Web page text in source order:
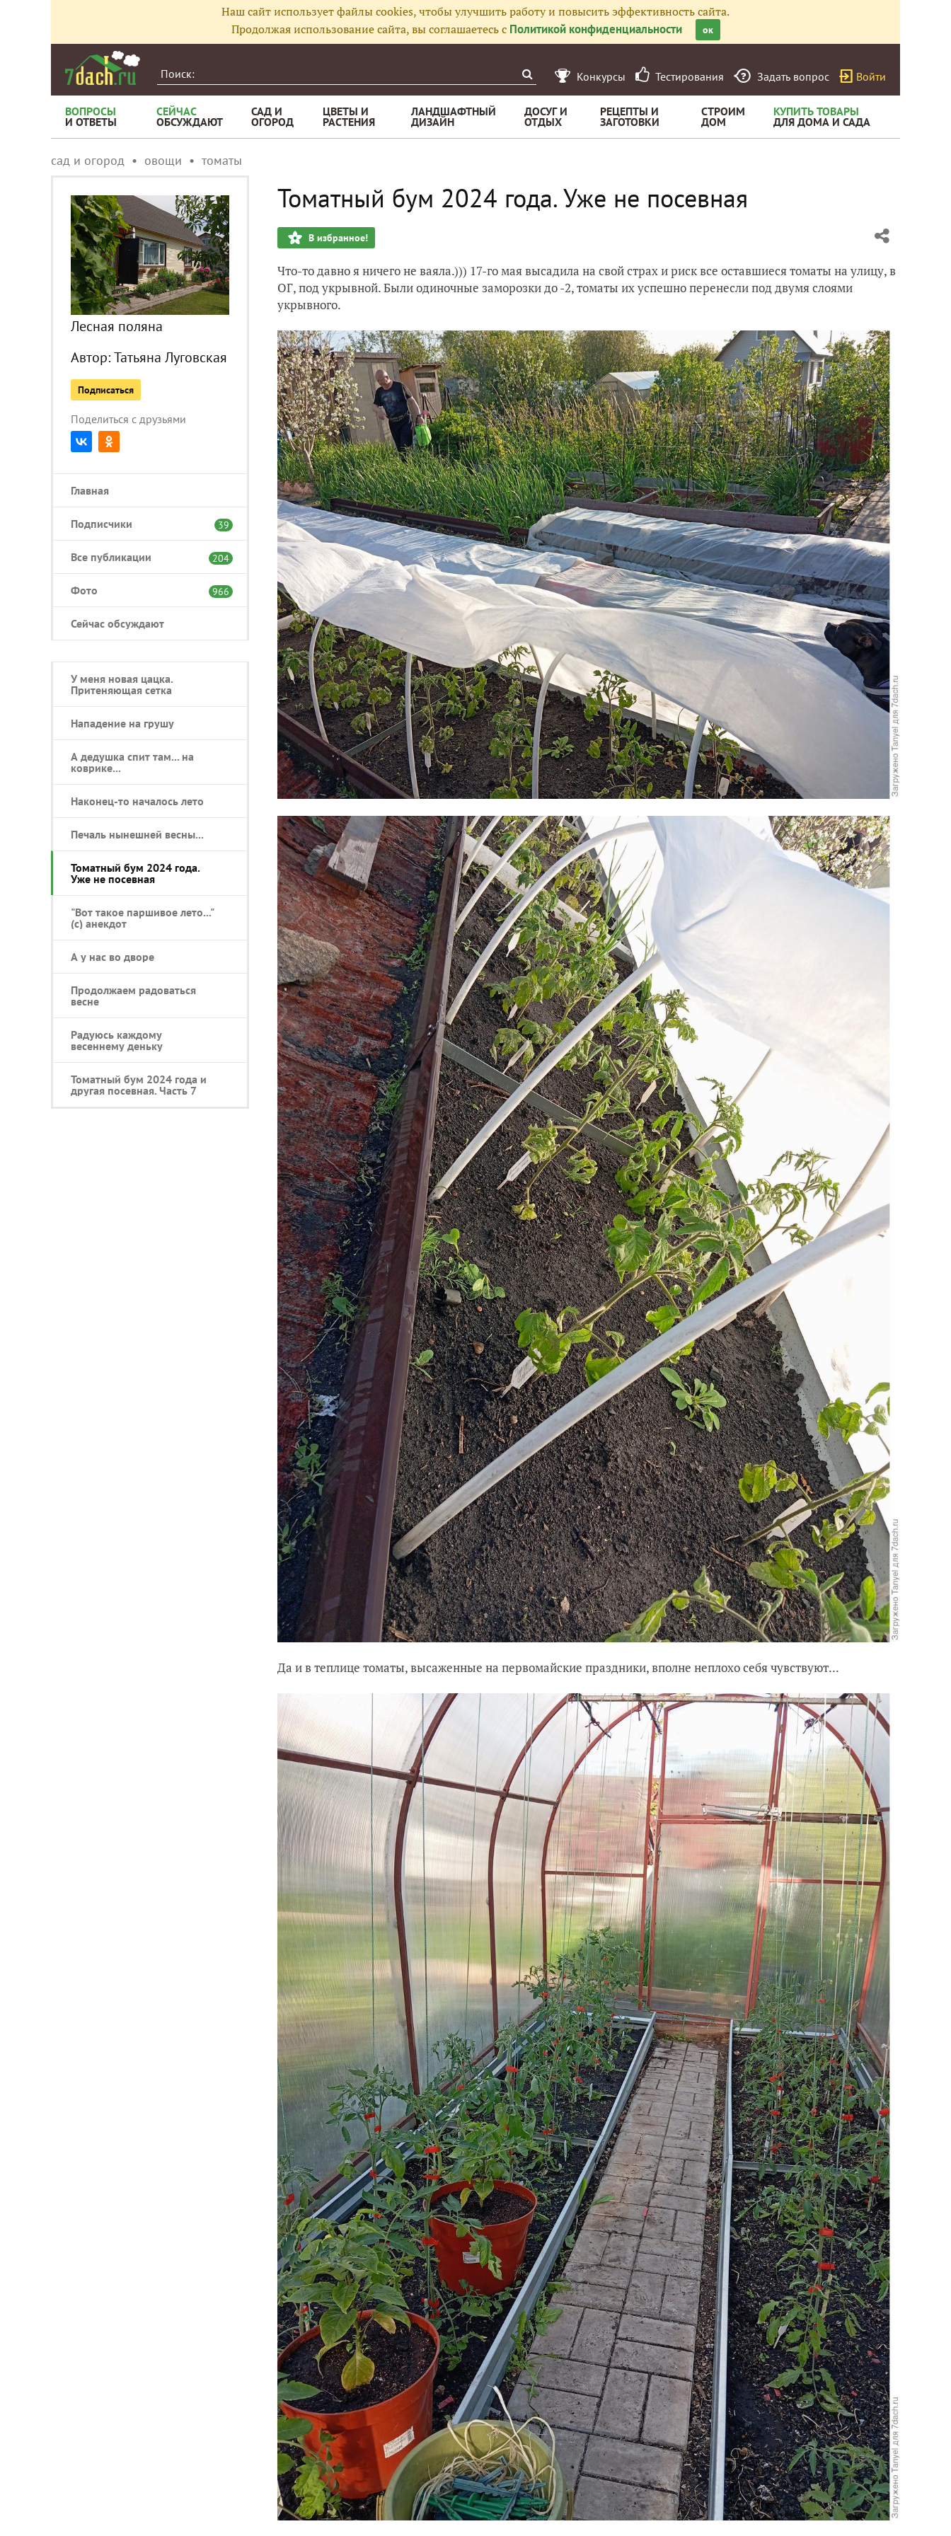
Наш сайт использует файлы cookies, чтобы улучшить работу и повысить эффективность сайта.
Продолжая использование сайта, вы соглашаетесь с Политикой конфиденциальности ок
Конкурсы Тестирования Задать вопрос Войти
ВОПРОСЫ
И ОТВЕТЫ
СЕЙЧАС
ОБСУЖДАЮТ
САД И
ОГОРОД
ЦВЕТЫ И
РАСТЕНИЯ
ЛАНДШАФТНЫЙ
ДИЗАЙН
ДОСУГ И
ОТДЫХ
РЕЦЕПТЫ И
ЗАГОТОВКИ
СТРОИМ
ДОМ
КУПИТЬ ТОВАРЫ
ДЛЯ ДОМА И САДА
сад и огород овощи томаты
Лесная поляна
Автор:Татьяна Луговская
Подписаться
Поделиться с друзьями
Главная
Подписчики 39
Все публикации 204
Фото 966
Сейчас обсуждают
У меня новая цацка.
Притеняющая сетка
Нападение на грушу
А дедушка спит там... на
коврике...
Наконец-то началось лето
Печаль нынешней весны...
Томатный бум 2024 года.
Уже не посевная
"Вот такое паршивое лето..."
(с) анекдот
А у нас во дворе
Продолжаем радоваться
весне
Радуюсь каждому
весеннему деньку
Томатный бум 2024 года и
другая посевная. Часть 7
Томатный бум 2024 года. Уже не посевная
В избранное!
Что-то давно я ничего не ваяла.))) 17-го мая высадила на свой страх и риск все оставшиеся томаты на улицу, в
ОГ, под укрывной. Были одиночные заморозки до -2, томаты их успешно перенесли под двумя слоями
укрывного.
Да и в теплице томаты, высаженные на первомайские праздники, вполне неплохо себя чувствуют...